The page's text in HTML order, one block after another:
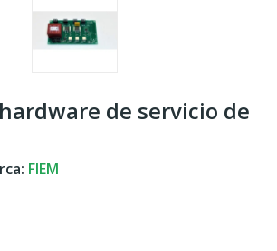
de servicio de
FIEM